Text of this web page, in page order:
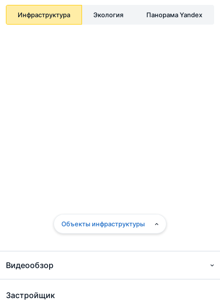
Видеообзор
Застройщик
Инфраструктура Экология Панорама Yandex
Объекты инфраструктуры